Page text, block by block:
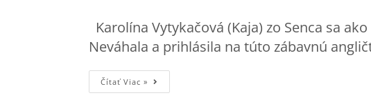
Karolína Vytykačová (Kaja) zo Senca sa
Neváhala a prihlásila na túto zábavnú
Čítať Viac »